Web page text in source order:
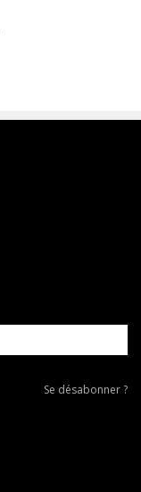
Se
Se désabonner ?